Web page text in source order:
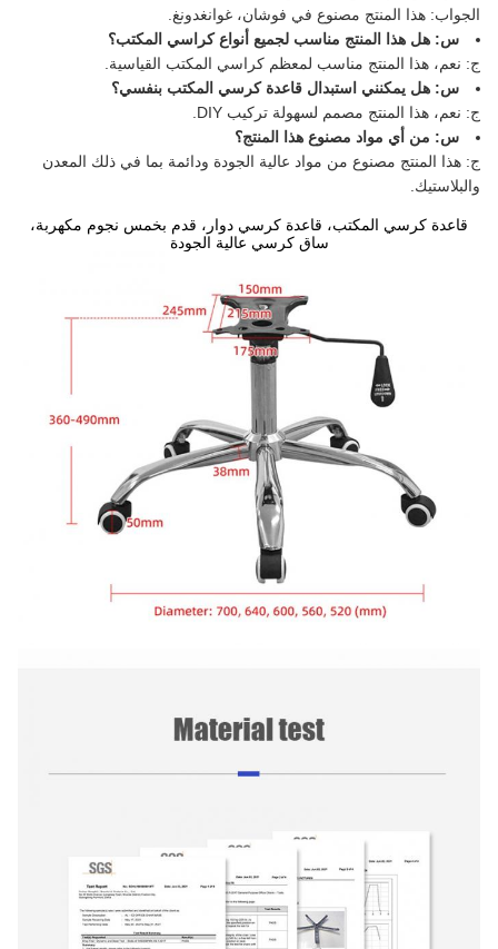
الجواب: هذا المنتج مصنوع في فوشان، غوانغدونغ.
س: هل هذا المنتج مناسب لجميع أنواع كراسي المكتب؟
ج: نعم، هذا المنتج مناسب لمعظم كراسي المكتب القياسية.
س: هل يمكنني استبدال قاعدة كرسي المكتب بنفسي؟
ج: نعم، هذا المنتج مصمم لسهولة تركيب DIY.
س: من أي مواد مصنوع هذا المنتج؟
ج: هذا المنتج مصنوع من مواد عالية الجودة ودائمة بما في ذلك المعدن
والبلاستيك.
قاعدة كرسي المكتب، قاعدة كرسي دوار، قدم بخمس نجوم مكهربة،
ساق كرسي عالية الجودة